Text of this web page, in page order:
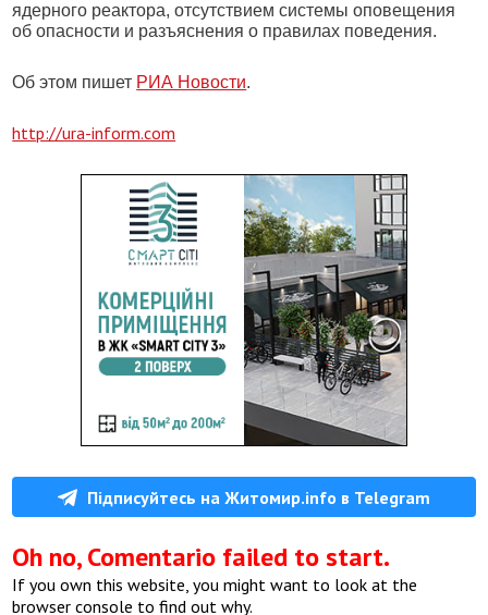
ядерного реактора, отсутствием системы оповещения
об опасности и разъяснения о правилах поведения.
Об этом пишет РИА Новости.
http://ura-inform.com
Підписуйтесь на Житомир.info в Telegram
Oh no, Comentario failed to start.
If you own this website, you might want to look at the
browser console to find out why.